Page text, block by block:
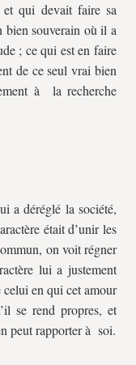
qui devait faire sa
bien souverain où il a
; ce qui est en faire
de ce seul vrai bien
à la recherche
a déréglé la société,
était d’unir les
on voit régner
lui a justement
celui en qui cet amour
se rend propres, et
peut rapporter à soi.